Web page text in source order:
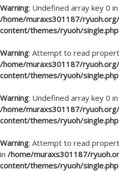
Warning: Undefined array key 0 in
/home/muraxs301187/
content/themes/ryuoh/single.php
Warning: Attempt to read
/home/muraxs301187/
content/themes/ryuoh/single.php
Warning: Undefined array key 0 in
/home/muraxs301187/
content/themes/ryuoh/single.php
Warning: Attempt to read
in /home/muraxs301187/
content/themes/ryuoh/single.php